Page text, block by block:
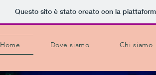
Questo sito è stato creato con la
Home Dove siamo Chi siamo